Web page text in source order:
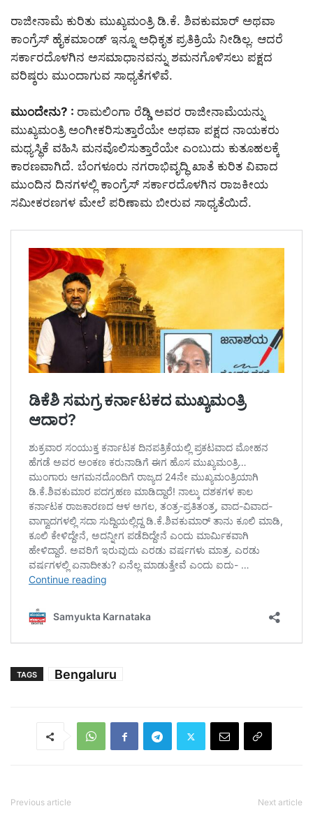
ರಾಜೀನಾಮೆ ಕುರಿತು ಮುಖ್ಯಮಂತ್ರಿ ಡಿ.ಕೆ. ಶಿವಕುಮಾರ್ ಅಥವಾ
ಕಾಂಗ್ರೆಸ್ ಹೈಕಮಾಂಡ್ ಇನ್ನೂ ಅಧಿಕೃತ ಪ್ರತಿಕ್ರಿಯೆ ನೀಡಿಲ್ಲ. ಆದರೆ
ಸರ್ಕಾರದೊಳಗಿನ ಅಸಮಾಧಾನವನ್ನು ಶಮನಗೊಳಿಸಲು ಪಕ್ಷದ
ವರಿಷ್ಠರು ಮುಂದಾಗುವ ಸಾಧ್ಯತೆಗಳಿವೆ.
ಮುಂದೇನು? : ರಾಮಲಿಂಗಾ ರೆಡ್ಡಿ ಅವರ ರಾಜೀನಾಮೆಯನ್ನು
ಮುಖ್ಯಮಂತ್ರಿ ಅಂಗೀಕರಿಸುತ್ತಾರೆಯೇ ಅಥವಾ ಪಕ್ಷದ ನಾಯಕರು
ಮಧ್ಯಸ್ಥಿಕೆ ವಹಿಸಿ ಮನವೊಲಿಸುತ್ತಾರೆಯೇ ಎಂಬುದು ಕುತೂಹಲಕ್ಕೆ
ಕಾರಣವಾಗಿದೆ. ಬೆಂಗಳೂರು ನಗರಾಭಿವೃದ್ಧಿ ಖಾತೆ ಕುರಿತ ವಿವಾದ
ಮುಂದಿನ ದಿನಗಳಲ್ಲಿ ಕಾಂಗ್ರೆಸ್ ಸರ್ಕಾರದೊಳಗಿನ ರಾಜಕೀಯ
ಸಮೀಕರಣಗಳ ಮೇಲೆ ಪರಿಣಾಮ ಬೀರುವ ಸಾಧ್ಯತೆಯಿದೆ.
TAGS Bengaluru
Previous article Next article